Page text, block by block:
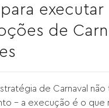
executar
de
de Carnaval não
– a execução é o que